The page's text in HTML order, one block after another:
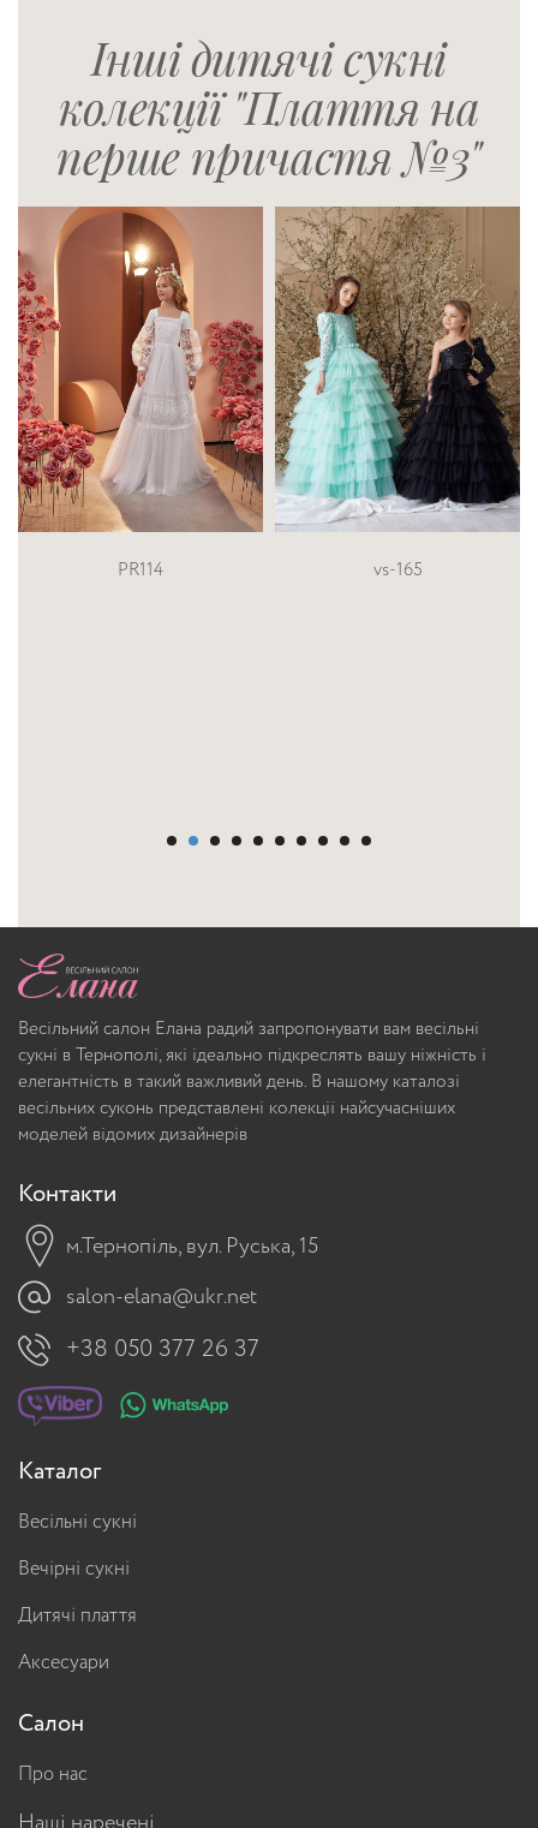
Інші дитячі сукні
колекції "Плаття на
перше причастя №3"
PR114 vs-165
Весільний салон Елана радий запропонувати вам весільні
сукні в Тернополі, які ідеально підкреслять вашу ніжність і
елегантність в такий важливий день. В нашому каталозі
весільних суконь представлені колекції найсучасніших
моделей відомих дизайнерів
Контакти
м.Тернопіль, вул. Руська, 15
salon-elana@ukr.net
+38 050 377 26 37
Каталог
Весільні сукні
Вечірні сукні
Дитячі плаття
Аксесуари
Салон
Про нас